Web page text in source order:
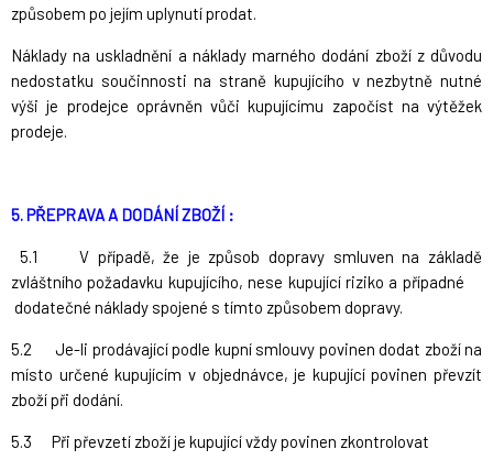
způsobem po jejím uplynutí prodat.
Náklady na uskladnění a náklady marného dodání zboží z důvodu
nedostatku součinnosti na straně kupujícího v nezbytně nutné
výši je prodejce oprávněn vůči kupujícímu započíst na výtěžek
prodeje.
5. PŘEPRAVA A DODÁNÍ ZBOŽÍ :
5.1
V případě, že je způsob dopravy smluven na základě
zvláštního požadavku kupujícího, nese kupující riziko a případné
dodatečné náklady spojené s tímto způsobem dopravy.
5.2 Je-li prodávající podle kupní smlouvy povinen dodat zboží na
místo určené kupujícím v objednávce, je kupující povinen převzít
zboží při dodání.
5.3 Při převzetí zboží je kupující vždy povinen zkontrolovat